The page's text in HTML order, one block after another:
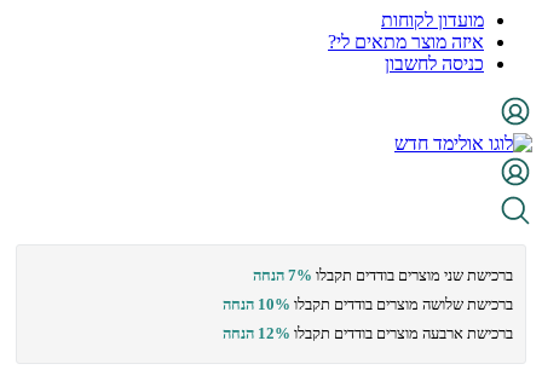
מועדון לקוחות
איזה מוצר מתאים לי?
כניסה לחשבון
ברכישת שני מוצרים בודדים תקבלו 7% הנחה
ברכישת שלושה מוצרים בודדים תקבלו 10% הנחה
ברכישת ארבעה מוצרים בודדים תקבלו 12% הנחה